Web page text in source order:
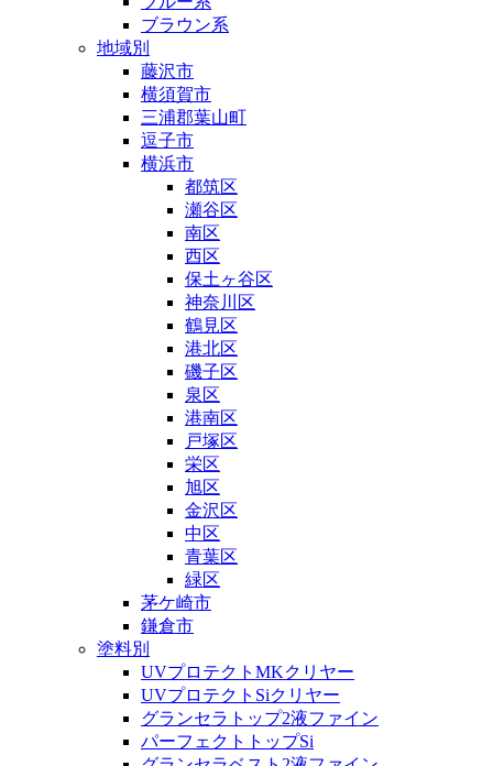
ブラウン系
地域別
藤沢市
横須賀市
三浦郡葉山町
逗子市
横浜市
都筑区
瀬谷区
南区
西区
保土ヶ谷区
神奈川区
鶴見区
港北区
磯子区
泉区
港南区
戸塚区
栄区
旭区
金沢区
中区
青葉区
緑区
茅ケ崎市
鎌倉市
塗料別
UVプロテクトMKクリヤー
UVプロテクトSiクリヤー
グランセラトップ2液ファイン
パーフェクトトップSi